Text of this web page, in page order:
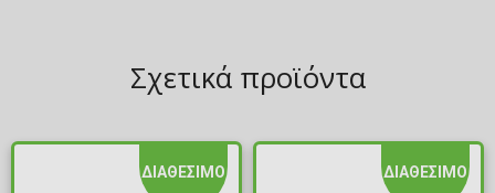
Σχετικά προϊόντα
ΔΙΑΘΕΣΙΜΟ ΔΙΑΘΕΣΙΜΟ